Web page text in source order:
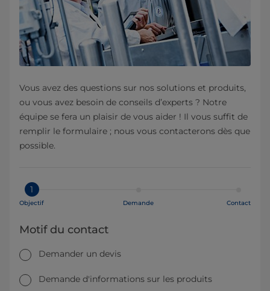
Vous avez des questions sur nos solutions et produits,
ou vous avez besoin de conseils d’experts ? Notre
équipe se fera un plaisir de vous aider ! Il vous suffit de
remplir le formulaire ; nous vous contacterons dès que
possible.
1
Objectif Demande Contact
Motif du contact
Demander un devis
Demande d'informations sur les produits